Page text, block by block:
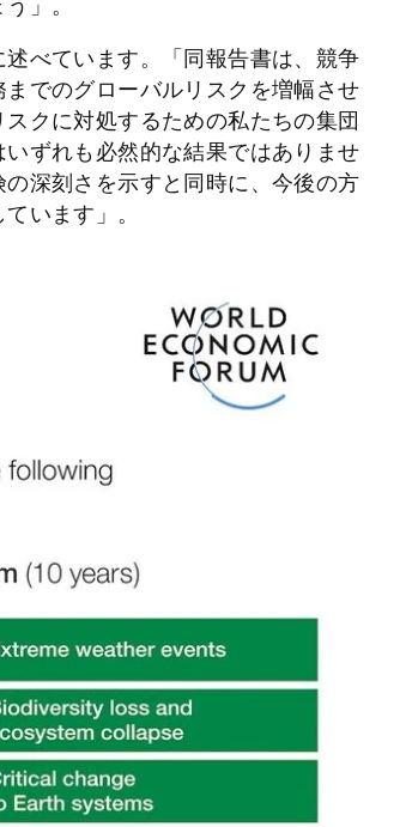
」。
べています。「同報告書は、競争
でのグローバルリスクを増幅させ
クに対処するための私たちの集団
ずれも必然的な結果ではありませ
深刻さを示すと同時に、今後の方
います」。